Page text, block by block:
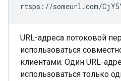
rtsps://someurl.com/
URL-адреса потоковой
использоваться
клиентами. Один URL-
использоваться только